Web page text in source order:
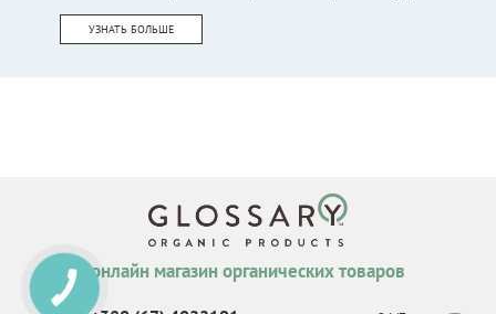
УЗНАТЬ БОЛЬШЕ
онлайн магазин органических товаров
КНОПКА
СВЯЗИ